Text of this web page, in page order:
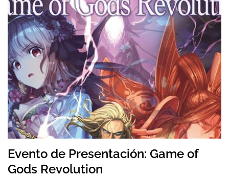
Evento de Presentación: Game of
Gods Revolution